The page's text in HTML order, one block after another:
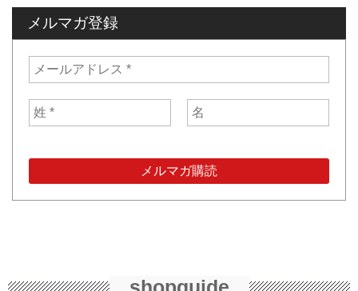
メルマガ登録